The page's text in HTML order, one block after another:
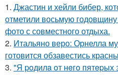
1. Джастин и хейли бибер,
отметили восьмую
фото с совместного отдыха.
2. Итальяно веро: Орнелла
готовится обзавестись
3. "Я poдилa oт нeгo пятepых